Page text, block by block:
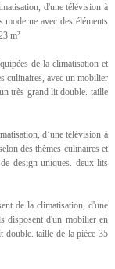
d'une télévision à
avec des éléments
m²
de la climatisation et
culinaires, avec un mobilier
très grand lit double. taille
d’une télévision à
des thèmes culinaires et
design uniques. deux lits
de la climatisation, d'une
disposent d'un mobilier en
double. taille de la pièce 35